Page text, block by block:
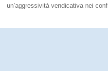
un’aggressività vendicativa nei